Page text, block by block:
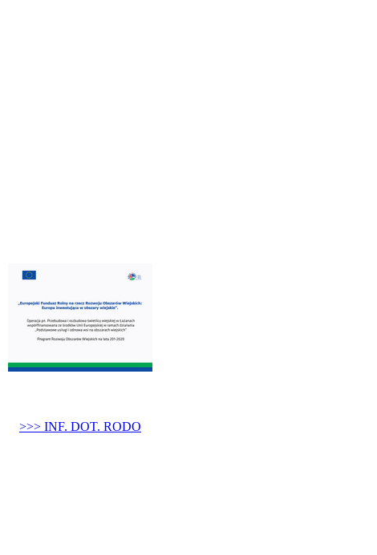
>>> INF. DOT. RODO